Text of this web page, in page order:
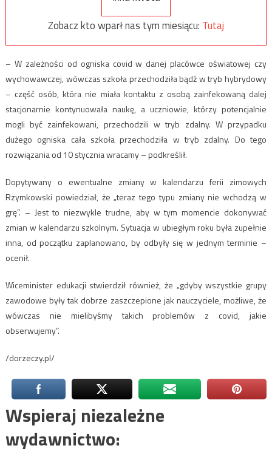
Zobacz kto wparł nas tym miesiącu: Tutaj
– W zależności od ogniska covid w danej placówce oświatowej czy
wychowawczej, wówczas szkoła przechodziła bądź w tryb hybrydowy
– część osób, która nie miała kontaktu z osobą zainfekowaną dalej
stacjonarnie kontynuowała naukę, a uczniowie, którzy potencjalnie
mogli być zainfekowani, przechodzili w tryb zdalny. W przypadku
dużego ogniska cała szkoła przechodziła w tryb zdalny. Do tego
rozwiązania od 10 stycznia wracamy – podkreślił.
Dopytywany o ewentualne zmiany w kalendarzu ferii zimowych
Rzymkowski powiedział, że „teraz tego typu zmiany nie wchodzą w
grę”. – Jest to niezwykle trudne, aby w tym momencie dokonywać
zmian w kalendarzu szkolnym. Sytuacja w ubiegłym roku była zupełnie
inna, od początku zaplanowano, by odbyły się w jednym terminie –
ocenił.
Wiceminister edukacji stwierdził również, że „gdyby wszystkie grupy
zawodowe były tak dobrze zaszczepione jak nauczyciele, możliwe, że
wówczas nie mielibyśmy takich problemów z covid, jakie
obserwujemy”.
/dorzeczy.pl/
Wspieraj niezależne
wydawnictwo: